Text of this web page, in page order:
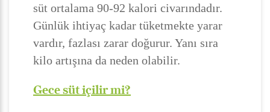
süt ortalama 90-92 kalori civarındadır.
Günlük ihtiyaç kadar tüketmekte yarar
vardır, fazlası zarar doğurur. Yanı sıra
kilo artışına da neden olabilir.
Gece süt içilir mi?